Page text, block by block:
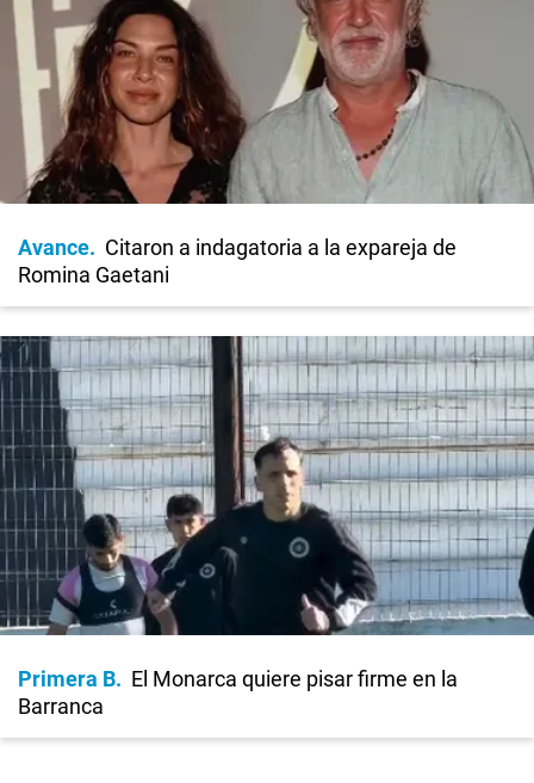
Avance
Citaron a indagatoria a la expareja de
Romina Gaetani
Primera B
El Monarca quiere pisar firme en la
Barranca